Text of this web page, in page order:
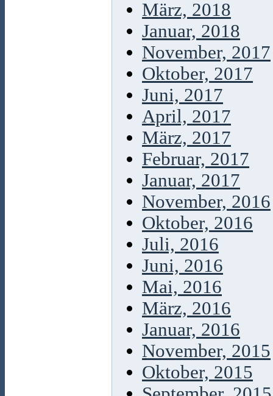
März, 2018
Januar, 2018
November, 2017
Oktober, 2017
Juni, 2017
April, 2017
März, 2017
Februar, 2017
Januar, 2017
November, 2016
Oktober, 2016
Juli, 2016
Juni, 2016
Mai, 2016
März, 2016
Januar, 2016
November, 2015
Oktober, 2015